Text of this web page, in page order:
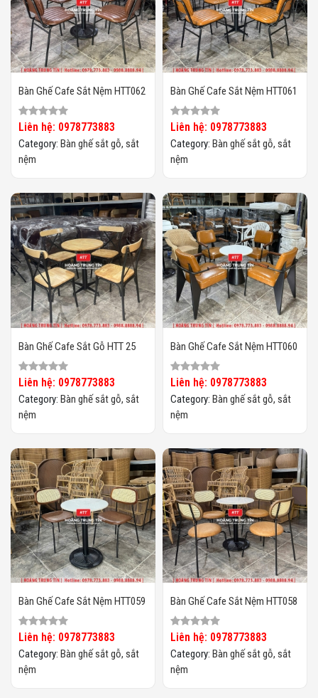
Bàn Ghế Cafe Sắt Nệm HTT062
Liên hệ: 0978773883
Category: Bàn ghế sắt gỗ, sắt
nệm
Bàn Ghế Cafe Sắt Nệm HTT061
Liên hệ: 0978773883
Category: Bàn ghế sắt gỗ, sắt
nệm
Bàn Ghế Cafe Sắt Gỗ HTT 25
Liên hệ: 0978773883
Category: Bàn ghế sắt gỗ, sắt
nệm
Bàn Ghế Cafe Sắt Nệm HTT060
Liên hệ: 0978773883
Category: Bàn ghế sắt gỗ, sắt
nệm
Bàn Ghế Cafe Sắt Nệm HTT059
Liên hệ: 0978773883
Category: Bàn ghế sắt gỗ, sắt
nệm
Bàn Ghế Cafe Sắt Nệm HTT058
Liên hệ: 0978773883
Category: Bàn ghế sắt gỗ, sắt
nệm